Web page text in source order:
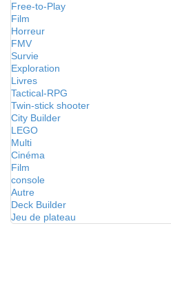
Free-to-Play
Film
Horreur
FMV
Survie
Exploration
Livres
Tactical-RPG
Twin-stick shooter
City Builder
LEGO
Multi
Cinéma
Film
console
Autre
Deck Builder
Jeu de plateau